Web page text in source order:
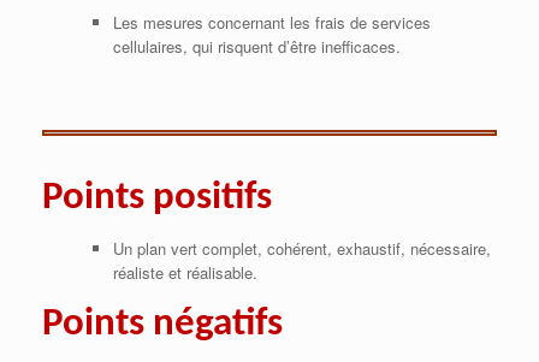
Les mesures concernant les frais de services
cellulaires, qui risquent d’être inefficaces.
Points positifs
Un plan vert complet, cohérent, exhaustif, nécessaire,
réaliste et réalisable.
Points négatifs